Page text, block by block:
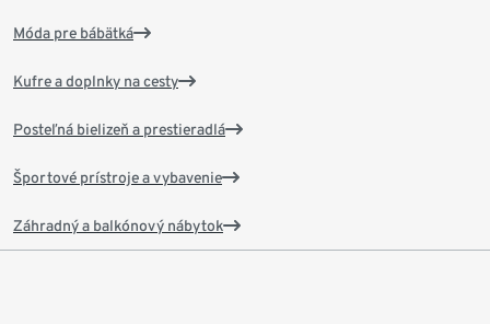
Móda pre bábätká
Kufre a doplnky na cesty
Posteľná bielizeň a prestieradlá
Športové prístroje a vybavenie
Záhradný a balkónový nábytok